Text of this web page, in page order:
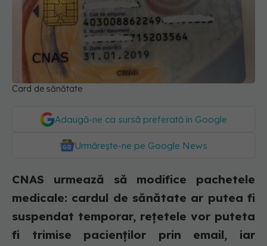
Card de sănătate
Adaugă-ne ca sursă preferată în Google
Urmărește-ne pe Google News
CNAS urmează să modifice pachetele
medicale: cardul de sănătate ar putea fi
suspendat temporar, rețetele vor puteta
fi trimise pacienților prin email, iar